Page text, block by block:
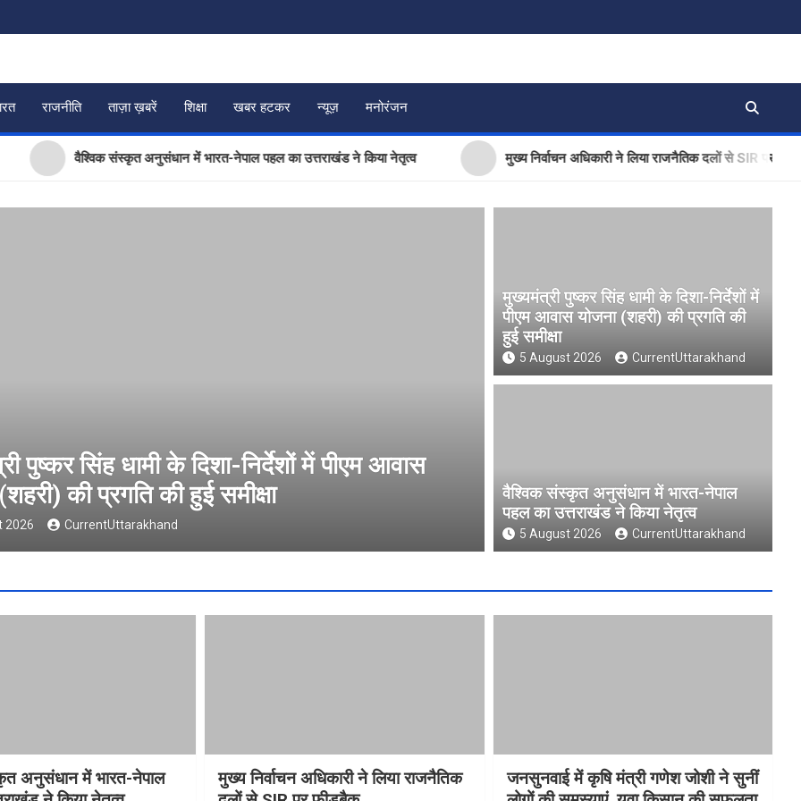
राजनीति ताज़ा ख़बरें शिक्षा खबर हटकर न्यूज़ मनोरंजन
वैश्विक संस्कृत अनुसंधान में भारत-नेपाल पहल का उत्तराखंड ने किया नेतृत्व मुख्य निर्वाचन अधिकारी ने लिया राजनैतिक दलों से SIR पर फीडबैक
वैश्विक संस्कृत अनुसंधान में भारत-नेपाल पहल का उत्तराखंड
ने किया नेतृत्व
5 August 2026 CurrentUttarakhand
फीडबैक
5 August 2026
मुख्यमंत्री पुष्कर सिंह धामी के दिशा-निर्देशों में
पीएम आवास योजना (शहरी) की प्रगति की
हुई समीक्षा
5 August 2026 CurrentUttarakhand
वैश्विक संस्कृत अनुसंधान में भारत-नेपाल
पहल का उत्तराखंड ने किया नेतृत्व
5 August 2026 CurrentUttarakhand
अनुसंधान में भारत-नेपाल
मुख्य निर्वाचन अधिकारी ने लिया राजनैतिक
जनसुनवाई में कृषि मंत्री गणेश जोशी ने सुनीं